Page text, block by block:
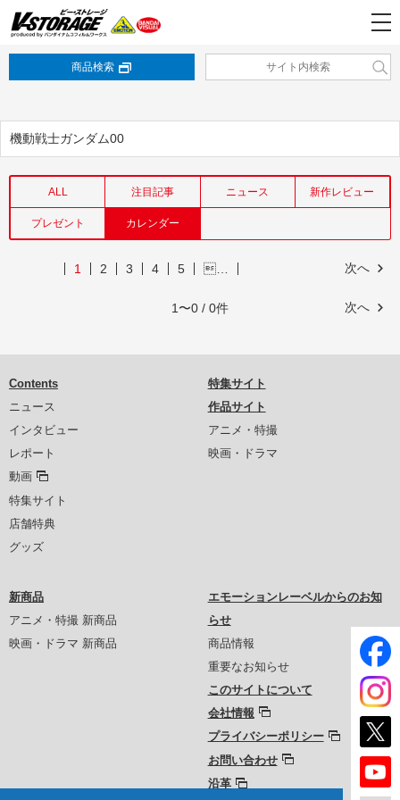
商品検索
機動戦士ガンダム00
ALL 注目記事 ニュース 新作レビュー
プレゼント カレンダー
次へ
1 2 3 4 5 …
次へ
1〜0 / 0件
Contents
ニュース
インタビュー
レポート
動画
特集サイト
店舗特典
グッズ
特集サイト
作品サイト
アニメ・特撮
映画・ドラマ
新商品
アニメ・特撮 新商品
映画・ドラマ 新商品
エモーションレーベルからのお知
らせ
商品情報
重要なお知らせ
このサイトについて
会社情報
プライバシーポリシー
お問い合わせ
沿革